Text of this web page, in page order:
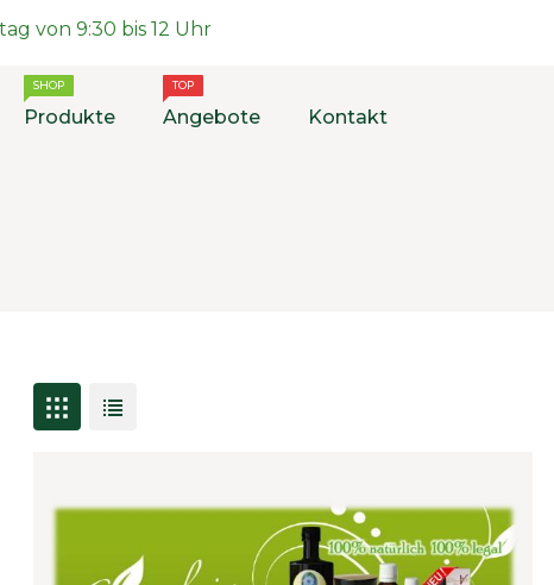
von 9:30 bis 12 Uhr
Produkte
SHOP
Angebote
TOP
Kontakt